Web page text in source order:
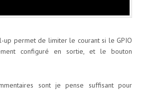
up permet de limiter le courant si le GPIO
configuré en sortie, et le bouton
sont je pense suffisant pour